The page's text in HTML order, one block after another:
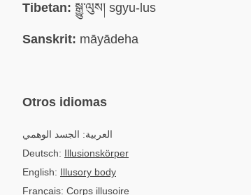
Tibetan: སྒྱུ་ལུས། sgyu-lus
Sanskrit: māyādeha
Otros idiomas
العربية: الجسد الوهمي
Deutsch: Illusionskörper
English: Illusory body
Français: Corps illusoire